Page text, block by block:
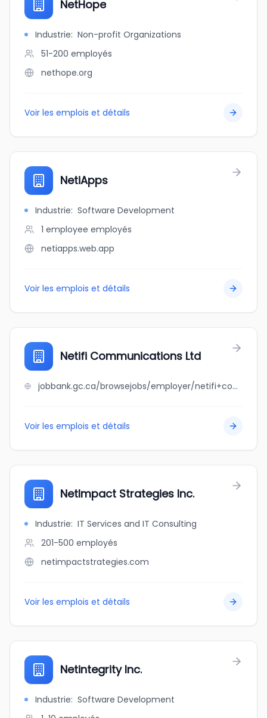
NetHope
Industrie: Non-profit Organizations
51-200 employés
nethope.org
Voir les emplois et détails
NetiApps
Industrie: Software Development
1 employee employés
netiapps.web.app
Voir les emplois et détails
Netifi Communications Ltd
jobbank.gc.ca/browsejobs/employer/netifi+communications+ltd/ca
Voir les emplois et détails
NetImpact Strategies Inc.
Industrie: IT Services and IT Consulting
201-500 employés
netimpactstrategies.com
Voir les emplois et détails
Netintegrity Inc.
Industrie: Software Development